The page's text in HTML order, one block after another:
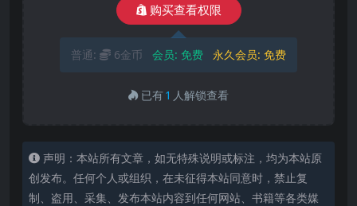
购买查看权限
普通: 6金币 会员: 免费 永久会员: 免费
已有1 人解锁查看
声明：本站所有文章，如无特殊说明或标注，均为本站原
创发布。任何个人或组织，在未征得本站同意时，禁止复
制、盗用、采集、发布本站内容到任何网站、书籍等各类媒